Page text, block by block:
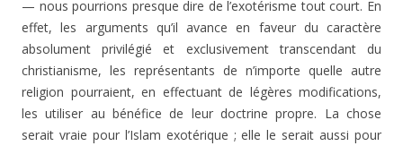
— nous pourrions presque dire de l’exotérisme tout court. En
effet, les arguments qu’il avance en faveur du caractère
absolument privilégié et exclusivement transcendant du
christianisme, les représentants de n’importe quelle autre
religion pourraient, en effectuant de légères modifications,
les utiliser au bénéfice de leur doctrine propre. La chose
serait vraie pour l’Islam exotérique ; elle le serait aussi pour